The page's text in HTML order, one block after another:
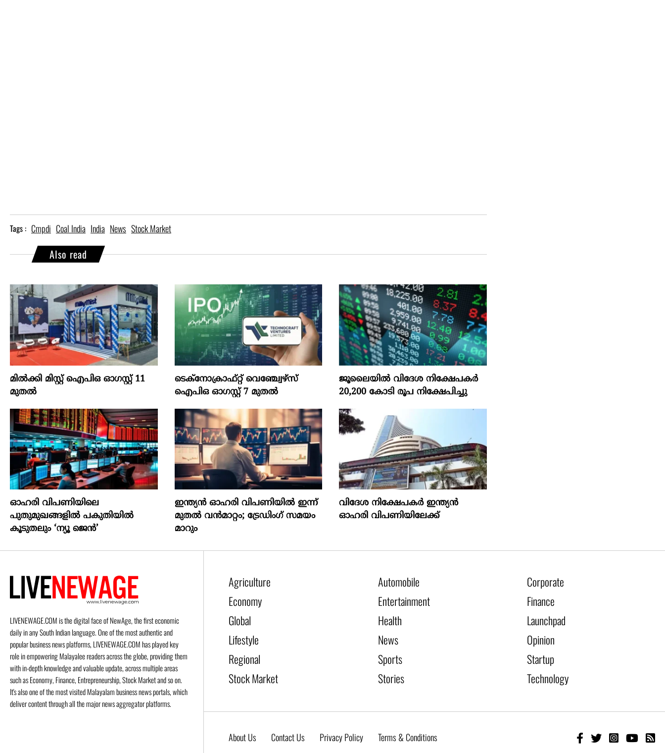
Tags : Cmpdi Coal India India News Stock Market
Also read
മില്‍ക്കി മിസ്റ്റ്‌ ഐപിഒ ഓഗസ്റ്റ്‌ 11
മുതല്‍
ടെക്‌നോക്രാഫ്‌റ്റ്‌ വെഞ്ച്വേഴ്‌സ്‌
ഐപിഒ ഓഗസ്റ്റ്‌ 7 മുതല്‍
ജൂലൈയില്‍ വിദേശ നിക്ഷേപകര്‍
20,200 കോടി രൂപ നിക്ഷേപിച്ചു
ഓഹരി വിപണിയിലെ
പുതുമുഖങ്ങളിൽ പകുതിയിൽ
കൂടുതലും ‘ന്യൂ ജെൻ’
ഇന്ത്യൻ ഓഹരി വിപണിയിൽ ഇന്ന്
മുതൽ വൻമാറ്റം; ട്രേഡിംഗ് സമയം
മാറും
വിദേശ നിക്ഷേപകര്‍ ഇന്ത്യൻ
ഓഹരി വിപണിയിലേക്ക്
LIVENEWAGE.COM is the digital face of NewAge, the first economic
daily in any South Indian language. One of the most authentic and
popular business news platforms, LIVENEWAGE.COM has played key
role in empowering Malayalee readers across the globe, providing them
with in-depth knowledge and valuable update, across multiple areas
such as Economy, Finance, Entrepreneurship, Stock Market and so on.
It's also one of the most visited Malayalam business news portals, which
deliver content through all the major news aggregator platforms.
Agriculture Automobile
Corporate
Economy
Entertainment
Finance
Global
Health
Launchpad
Lifestyle
News
Opinion
Regional
Sports
Startup
Stock Market
Stories Technology
About Us Contact Us Privacy Policy Terms & Conditions